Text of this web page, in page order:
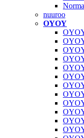
nuuroo
OYOY